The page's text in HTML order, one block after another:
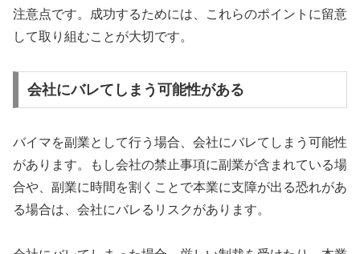
注意点です。成功するためには、これらのポイントに留意
して取り組むことが大切です。
会社にバレてしまう可能性がある
バイマを副業として行う場合、会社にバレてしまう可能性
があります。もし会社の禁止事項に副業が含まれている場
合や、副業に時間を割くことで本業に支障が出る恐れがあ
る場合は、会社にバレるリスクがあります。